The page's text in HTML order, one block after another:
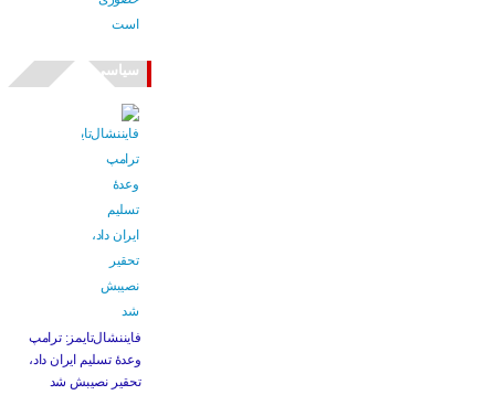
سیاسی
فایننشال‌تایمز: ترامپ
وعدۀ تسلیم ایران داد،
تحقیر نصیبش شد